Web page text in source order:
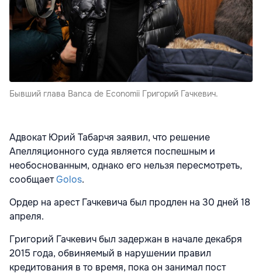
Бывший глава Banca de Economii Григорий Гачкевич.
Адвокат Юрий Табарчя заявил, что решение
Апелляционного суда является поспешным и
необоснованным, однако его нельзя пересмотреть,
сообщаетGolos.
Ордер на арест Гачкевича был продлен на 30 дней 18
апреля.
Григорий Гачкевич был задержан в начале декабря
2015 года, обвиняемый в нарушении правил
кредитования в то время, пока он занимал пост